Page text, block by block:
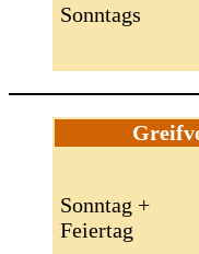
Sonntags
Sonntag +
Feiertag